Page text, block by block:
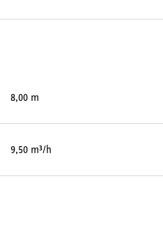
8,00 m
9,50 m³/h